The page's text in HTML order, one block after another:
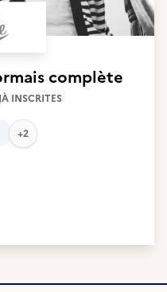
complète
INSCRITES
+2